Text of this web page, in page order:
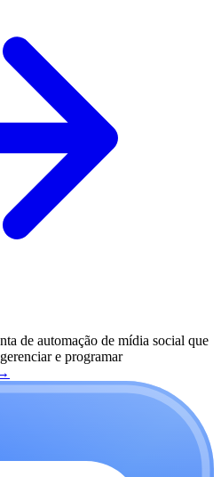
de automação de mídia social que
e programar